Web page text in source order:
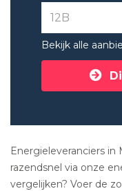
Bekijk alle
Energieleveranciers
razendsnel via onze
vergelijken? Voer de